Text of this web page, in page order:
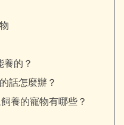
的？
話怎麼辦？
養的寵物有哪些？